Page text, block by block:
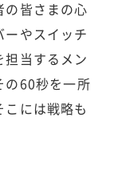
の皆さまの心
やスイッチ
当するメン
の60秒を一所
には戦略も